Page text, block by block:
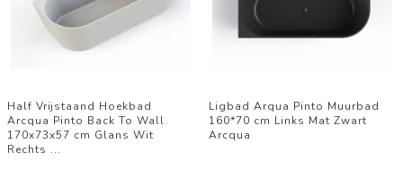
Half Vrijstaand Hoekbad
Arcqua Pinto Back To Wall
170x73x57 cm Glans Wit
Rechts ...
Ligbad Arqua Pinto Muurbad
160*70 cm Links Mat Zwart
Arcqua